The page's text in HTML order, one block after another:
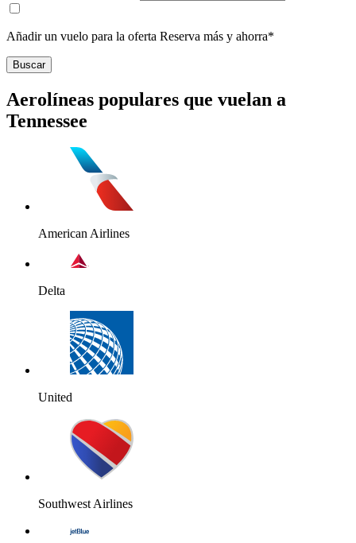
Añadir un vuelo para la oferta Reserva más y ahorra*
Buscar
Aerolíneas populares que vuelan a
Tennessee
American Airlines
Delta
United
Southwest Airlines